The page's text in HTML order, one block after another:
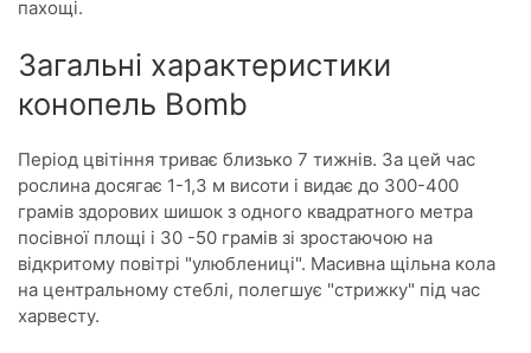
пахощі.
Загальні характеристики
конопель Bomb
Період цвітіння триває близько 7 тижнів. За цей час
рослина досягає 1-1,3 м висоти і видає до 300-400
грамів здорових шишок з одного квадратного метра
посівної площі і 30 -50 грамів зі зростаючою на
відкритому повітрі "улюблениці". Масивна щільна кола
на центральному стеблі, полегшує "стрижку" під час
харвесту.